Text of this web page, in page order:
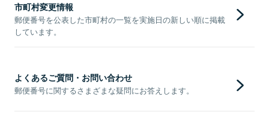
市町村変更情報
郵便番号を公表した市町村の一覧を実施日の新しい順に掲載
しています。
よくあるご質問・お問い合わせ
郵便番号に関するさまざまな疑問にお答えします。